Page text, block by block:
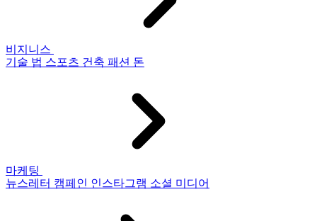
비지니스
기술 법 스포츠 건축 패션 돈
마케팅
뉴스레터 캠페인 인스타그램 소셜 미디어